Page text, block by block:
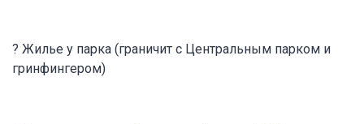
? Жилье у парка (граничит с Центральным парком и
гринфингером)